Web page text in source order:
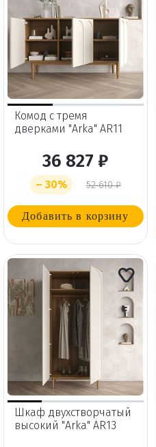
Комод с тремя
дверками "Arka" AR11
36 827 ₽
– 30% 52 610 ₽
Добавить в корзину
Шкаф двухстворчатый
высокий "Arka" AR13